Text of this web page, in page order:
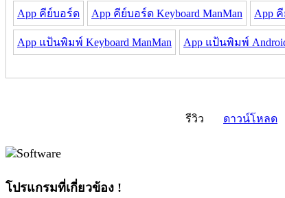
App คีย์บอร์ด App คีย์บอร์ด Keyboard ManMan App
App แป้นพิมพ์ Keyboard ManMan App แป้นพิมพ์
รีวิว ดาวน์โหลด
โปรแกรมที่เกี่ยวข้อง !